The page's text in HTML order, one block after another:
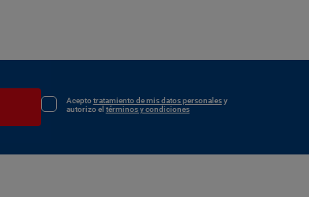
Aceptotratamiento de mis datos personalesy
autorizo el términos y condiciones